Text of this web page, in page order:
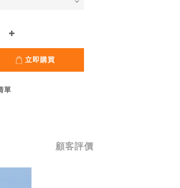
立即購買
單
顧客評價